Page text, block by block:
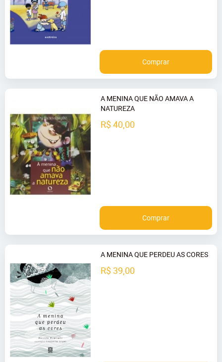
Comprar
A MENINA QUE NÃO AMAVA A
NATUREZA
R$ 40,00
Comprar
A MENINA QUE PERDEU AS CORES
R$ 39,00